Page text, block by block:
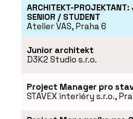
ARCHITEKT-PROJEKTANT:
SENIOR / STUDENT
Atelier VAS, Praha 6
Junior architekt
D3K2 Studio s.r.o.
Project Manager pro
STAVEX interiéry s.r.o.,